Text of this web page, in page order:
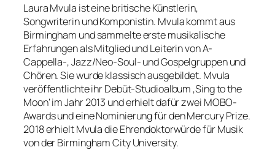
Laura Mvula ist eine britische Künstlerin,
Songwriterin und Komponistin. Mvula kommt aus
Birmingham und sammelte erste musikalische
Erfahrungen als Mitglied und Leiterin von A-
Cappella-, Jazz/Neo-Soul- und Gospelgruppen und
Chören. Sie wurde klassisch ausgebildet. Mvula
veröffentlichte ihr Debüt-Studioalbum ‚Sing to the
Moon‘ im Jahr 2013 und erhielt dafür zwei MOBO-
Awards und eine Nominierung für den Mercury Prize.
2018 erhielt Mvula die Ehrendoktorwürde für Musik
von der Birmingham City University.